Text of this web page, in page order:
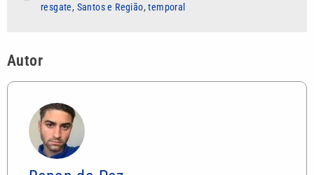
resgate, Santos e Região,temporal
Autor